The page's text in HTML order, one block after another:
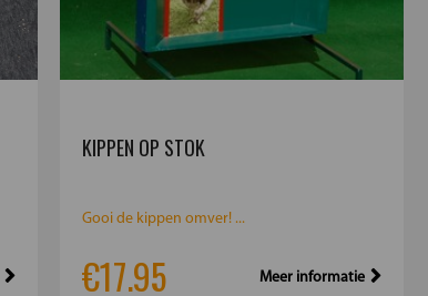
KIPPEN OP STOK
Gooi de kippen omver! ...
€17.95 Meer informatie